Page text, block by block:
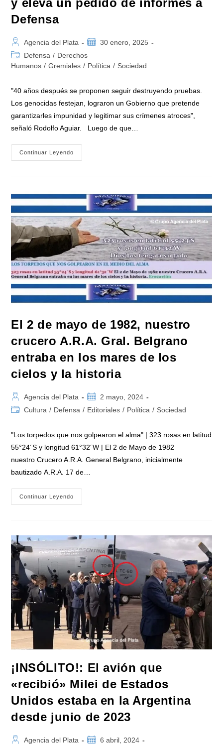
Defensa
Autor
de
la
Agencia del Plata
Publicación
la
30 enero, 2025
Categoría
de
Defensa / Derechos
Humanos / Gremiales / Política / Sociedad
"40 años después se proponen seguir destruyendo pruebas.
Los genocidas festejan, lograron un Gobierno que pretende
garantizarles impunidad y legitimar sus crímenes atroces",
señaló Rodolfo Aguiar. Luego de que…
Continuar Leyendo
Alerta
Archivos
Históricos
De
La
Armada
Y
Eleva
Un
Pedido
De
Informes
A
Defensa
El 2 de mayo de 1982, nuestro
crucero A.R.A. Gral. Belgrano
entraba en los mares de los
cielos y la historia
Autor
de
Agencia del Plata
Publicación
de
2 mayo, 2024
Categoría
entrada:
Cultura / Defensa / Editoriales / Política / Sociedad
"Los torpedos que nos golpearon el alma" | 323 rosas en latitud
55°24´S y longitud 61°32´W | El 2 de Mayo de 1982
nuestro Crucero A.R.A. General Belgrano, inicialmente
bautizado A.R.A. 17 de…
Continuar Leyendo
2
Nuestro
A.R.A.
Gral.
Belgrano
Entraba
En
Los
Mares
De
Los
Cielos
Y
La
Historia
¡INSÓLITO!: El avión que
«recibió» Milei de Estados
Unidos estaba en la Argentina
desde junio de 2023
AutorAgencia del Plata Publicación
6 abril, 2024